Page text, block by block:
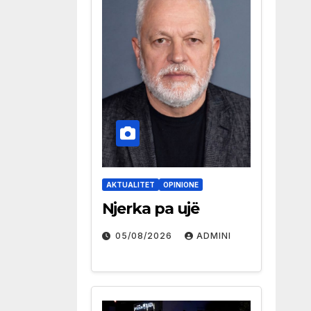
AKTUALITET OPINIONE
Njerka pa ujë
05/08/2026 ADMINI